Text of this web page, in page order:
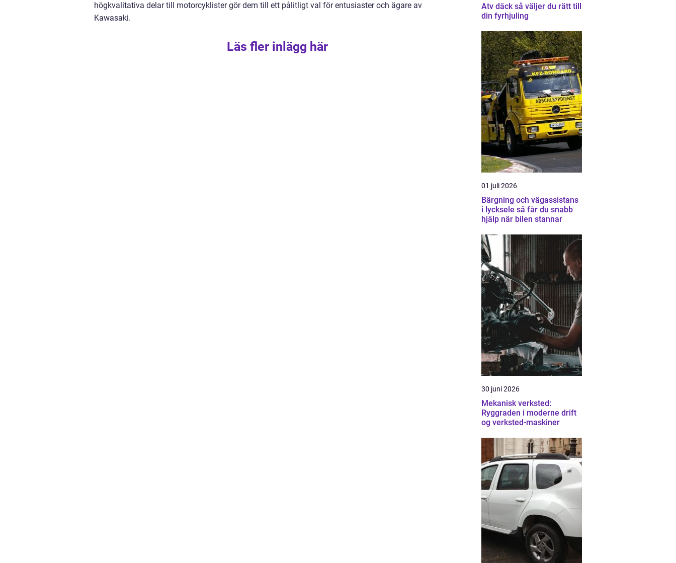
högkvalitativa delar till motorcyklister gör dem till ett pålitligt val för entusiaster och ägare av
Kawasaki.
Läs fler inlägg här
Atv däck så väljer du rätt till
din fyrhjuling
01 juli 2026
Bärgning och vägassistans
i lycksele så får du snabb
hjälp när bilen stannar
30 juni 2026
Mekanisk verksted:
Ryggraden i moderne drift
og verksted-maskiner